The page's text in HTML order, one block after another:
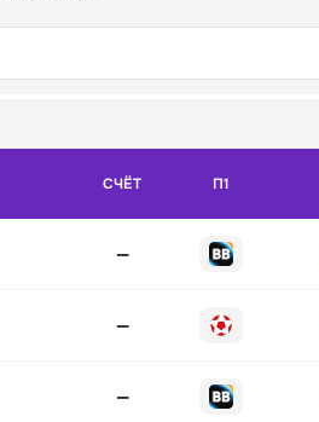
СЧЁТ П1
—
—
—